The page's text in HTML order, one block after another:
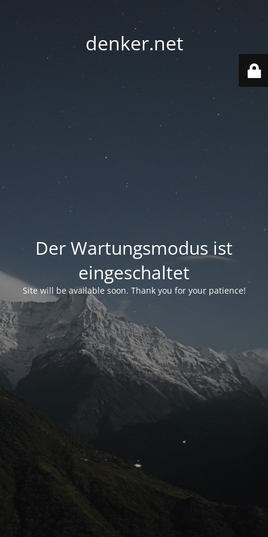
denker.net
Der Wartungsmodus ist
eingeschaltet
Site will be available soon. Thank you for your patience!